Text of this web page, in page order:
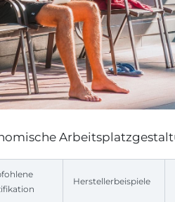
Herstellerbeispiele